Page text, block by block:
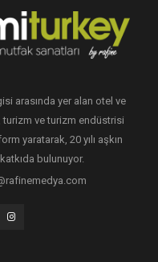
arasında yer alan otel ve
ve turizm endüstrisi
yaratarak, 20 yılı aşkın
bulunuyor.